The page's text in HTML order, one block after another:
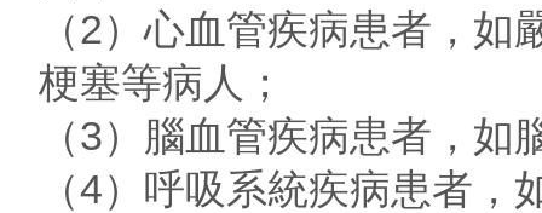
（2）心血管疾病患者，
梗塞等病人；
（3）腦血管疾病患者，
（4）呼吸系統疾病患者